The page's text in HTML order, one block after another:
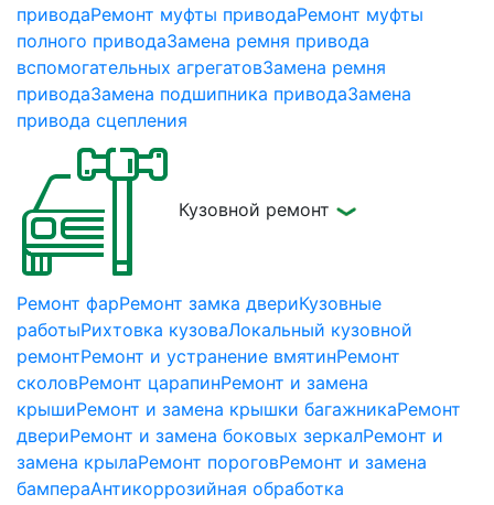
приводаРемонт муфты приводаРемонт муфты
полного приводаЗамена ремня привода
вспомогательных агрегатовЗамена ремня
приводаЗамена подшипника приводаЗамена
привода сцепления
Кузовной ремонт
Ремонт фарРемонт замка двериКузовные
работыРихтовка кузоваЛокальный кузовной
ремонтРемонт и устранение вмятинРемонт
сколовРемонт царапинРемонт и замена
крышиРемонт и замена крышки багажникаРемонт
двериРемонт и замена боковых зеркалРемонт и
замена крылаРемонт пороговРемонт и замена
бампераАнтикоррозийная обработка